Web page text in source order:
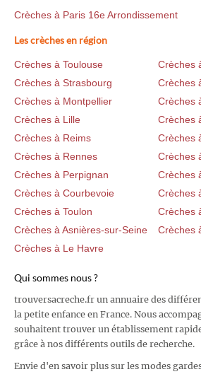
Crèches à Paris 16e Arrondissement
Les crèches en région
Crèches à Toulouse
Crèches
Crèches à Strasbourg
Crèches
Crèches à Montpellier
Crèches
Crèches à Lille
Crèches
Crèches à Reims
Crèches
Crèches à Rennes
Crèches
Crèches à Perpignan
Crèches
Crèches à Courbevoie
Crèches
Crèches à Toulon
Crèches
Crèches à Asnières-sur-Seine
Crèches
Crèches à Le Havre
Qui sommes nous ?
trouversacreche.fr un annuaire des
la petite enfance en France. Nous
souhaitent trouver un établissement
grâce à nos différents outils de recherche.
Envie d'en savoir plus sur les modes